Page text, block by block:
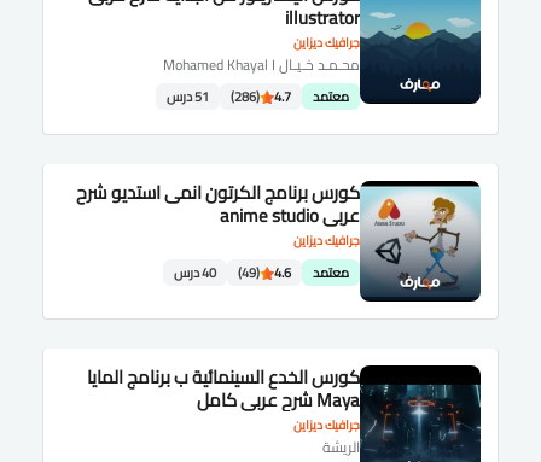
جرافيك ديزاين
illustrator
محـمـد خـيـال Mohamed Khayal I
معتمد 4.7
(286) 51 درس
جرافيك ديزاين
كورس برنامج الكرتون انمى استديو شرح
عربى anime studio
معتمد 4.6
(49) 40 درس
جرافيك ديزاين
كورس الخدع السينمائية ب برنامج المايا
Maya شرح عربى كامل
الريشة